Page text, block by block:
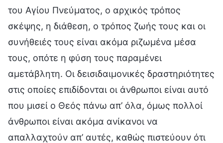
του Αγίου Πνεύματος, ο αρχικός τρόπος
σκέψης, η διάθεση, ο τρόπος ζωής τους και οι
συνήθειές τους είναι ακόμα ριζωμένα μέσα
τους, οπότε η φύση τους παραμένει
αμετάβλητη. Οι δεισιδαιμονικές δραστηριότητες
στις οποίες επιδίδονται οι άνθρωποι είναι αυτό
που μισεί ο Θεός πάνω απ’ όλα, όμως πολλοί
άνθρωποι είναι ακόμα ανίκανοι να
απαλλαχτούν απ’ αυτές, καθώς πιστεύουν ότι